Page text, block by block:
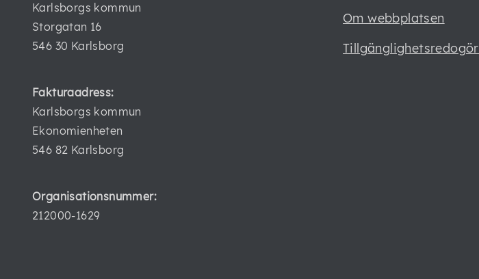
Karlsborgs kommun
Storgatan 16
546 30 Karlsborg
Fakturaadress:
Karlsborgs kommun
Ekonomienheten
546 82 Karlsborg
Organisationsnummer:
212000-1629
Om webbplatsen